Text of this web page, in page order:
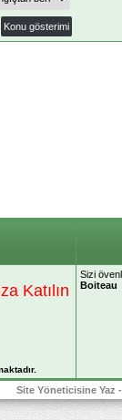
Katılın
Sizi
Boiteau
Site Yöneticisine Yaz